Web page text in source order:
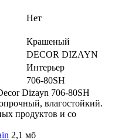
Нет
Крашеный
DECOR DIZAYN
Интерьер
706-80SH
Dizayn 706-80SH
влагостойкий.
продуктов и со
2,1 мб